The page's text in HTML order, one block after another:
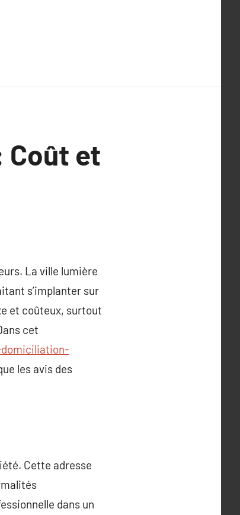
Coût et
La ville lumière
s’implanter sur
et coûteux, surtout
cet
les avis des
Cette adresse
dans un